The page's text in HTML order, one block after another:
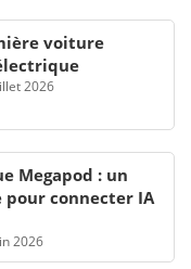
voiture
2026
Megapod : un
connecter IA
2026